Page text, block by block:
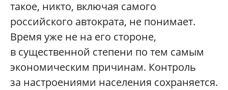
такое, никто, включая самого
российского автократа, не понимает.
Время уже не на его стороне,
в существенной степени по тем самым
экономическим причинам. Контроль
за настроениями населения сохраняется.